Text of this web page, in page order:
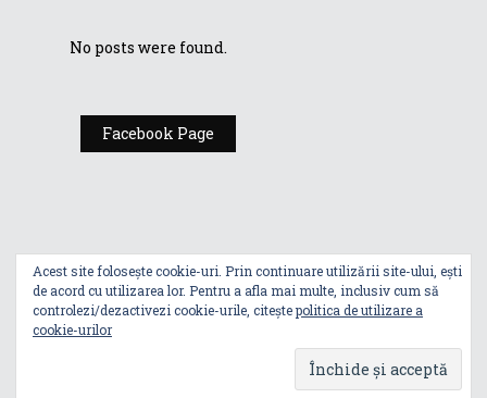
No posts were found.
Facebook Page
Politica De Confidențialitate
Acest site folosește cookie-uri. Prin continuare utilizării site-ului, ești
de acord cu utilizarea lor. Pentru a afla mai multe, inclusiv cum să
controlezi/dezactivezi cookie-urile, citeștepolitica de utilizare a
cookie-urilor